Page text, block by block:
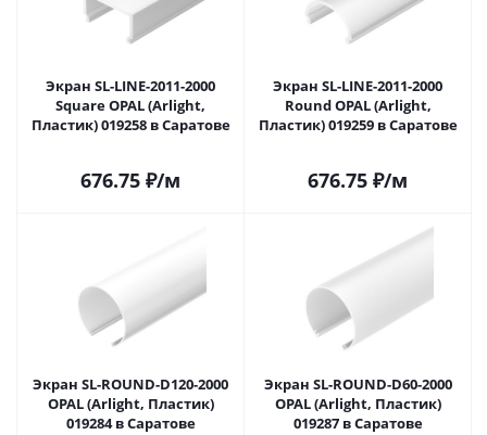
Экран SL-LINE-2011-2000
Square OPAL (Arlight,
Пластик) 019258 в Саратове
676.75 ₽/м
Экран SL-LINE-2011-2000
Round OPAL (Arlight,
Пластик) 019259 в Саратове
676.75 ₽/м
Экран SL-ROUND-D120-2000
OPAL (Arlight, Пластик)
019284 в Саратове
Экран SL-ROUND-D60-2000
OPAL (Arlight, Пластик)
019287 в Саратове